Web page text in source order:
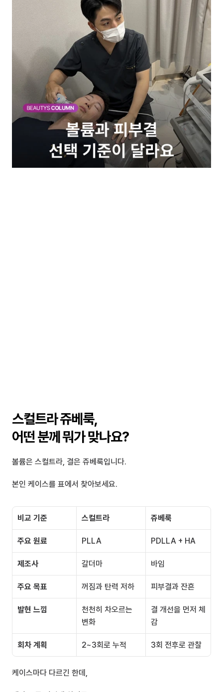
스컬트라 쥬베룩,
어떤 분께 뭐가 맞나요?
볼륨은 스컬트라, 결은 쥬베룩입니다.
본인 케이스를 표에서 찾아보세요.
비교 기준 스컬트라 쥬베룩
주요 원료 PLLA PDLLA + HA
제조사 갈더마 바임
주요 목표 꺼짐과 탄력 저하 피부결과 잔흔
발현 느낌
천천히 차오르는
변화
결 개선을 먼저 체
감
회차 계획 2~3회로 누적 3회 전후로 관찰
케이스마다 다르긴 한데,